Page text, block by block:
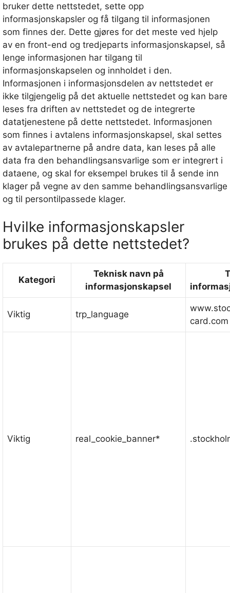
bruker dette nettstedet, sette opp
informasjonskapsler og få tilgang til informasjonen
som finnes der. Dette gjøres for det meste ved hjelp
av en front-end og tredjeparts informasjonskapsel, så
lenge informasjonen har tilgang til
informasjonskapselen og innholdet i den.
Informasjonen i informasjonsdelen av nettstedet er
ikke tilgjengelig på det aktuelle nettstedet og kan bare
leses fra driften av nettstedet og de integrerte
datatjenestene på dette nettstedet. Informasjonen
som finnes i avtalens informasjonskapsel, skal settes
av avtalepartnerne på andre data, kan leses på alle
data fra den behandlingsansvarlige som er integrert i
dataene, og skal for eksempel brukes til å sende inn
klager på vegne av den samme behandlingsansvarlige
og til persontilpassede klager.
Hvilke informasjonskapsler
brukes på dette nettstedet?
Kategori
Teknisk navn på
informasjonskapsel
Viktig trp_language
card.com
Viktig real_cookie_banner*